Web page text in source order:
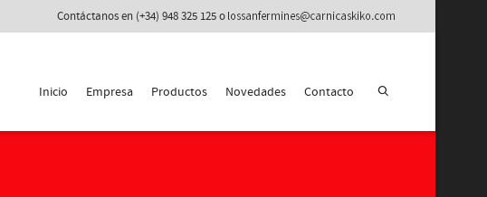
Contáctanos en (+34) 948 325 125 o
Inicio Empresa Productos Novedades Contacto